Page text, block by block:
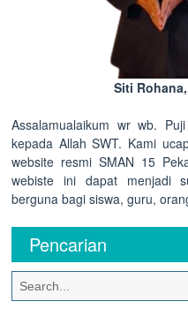
Siti
Assalamualaikum wr wb.
kepada Allah SWT. Kami
website resmi SMAN 15
webiste ini dapat menjadi
berguna bagi siswa, guru,
Pencarian